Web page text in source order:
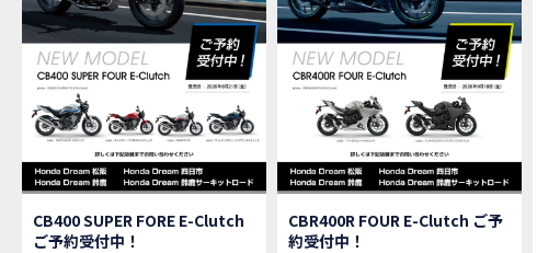
MOVIE 【
CAMPAIGN 三重県
MOVIE 【アフリカ
MOVIE 【女子ツー
MOVIE 【
MOVIE
MOVIE 【鈴鹿サー
【祝】
CB400 SUPER FORE E-Clutch
ご予約受付中！
CBR400R FOUR E-Clutch ご予
約受付中！